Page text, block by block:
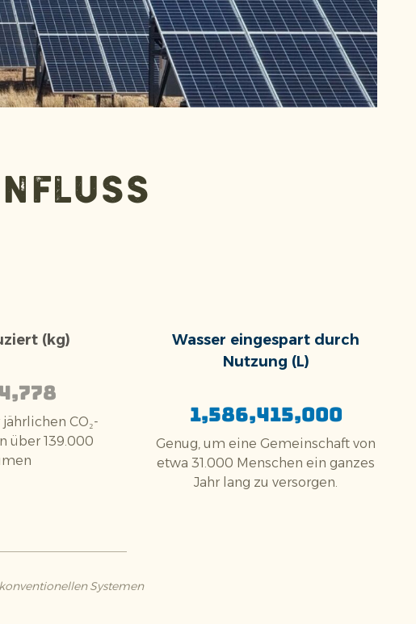
(kg)
CO₂-
über 139.000
Wasser eingespart durch
Nutzung (L)
1,586,415,000
Genug, um eine Gemeinschaft von
etwa 31.000 Menschen ein ganzes
Jahr lang zu versorgen.
Systemen